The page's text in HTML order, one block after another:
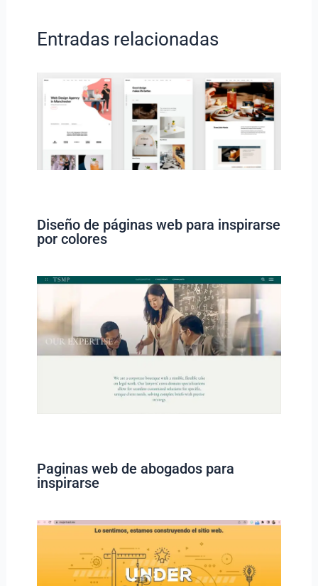
Entradas relacionadas
Diseño de páginas web para inspirarse
por colores
Paginas web de abogados para
inspirarse